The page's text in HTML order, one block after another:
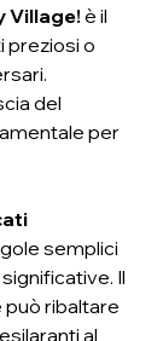
Village!è il
preziosi o
del
per
semplici
Il
può ribaltare
al